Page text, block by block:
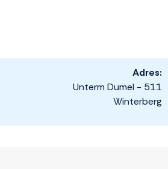
Adres:
Unterm Dumel - 511
Winterberg